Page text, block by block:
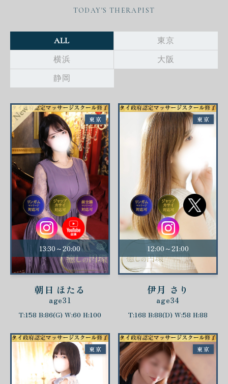
TODAY'S THERAPIST
ALL
東京
横浜
大阪
静岡
13:30～20:00
朝日 ほたる
age31
T:158 B:86(G) W:60 H:100
東京
12:00～21:00
伊月 さり
age34
T:168 B:88(D) W:58 H:88
東京
東京 東京